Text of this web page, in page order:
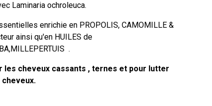
Laminaria ochroleuca.
enrichie en PROPOLIS, CAMOMILLE &
ainsi qu'en HUILES de
.
les cheveux cassants , ternes et pour lutter